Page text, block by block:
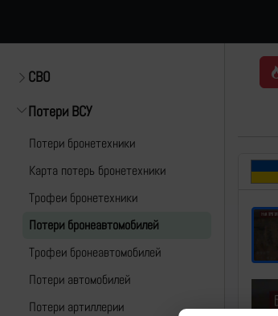
СВО
Потери ВСУ
Потери бронетехники
Карта потерь бронетехники
Трофеи бронетехники
Потери бронеавтомобилей
Трофеи бронеавтомобилей
Потери автомобилей
Потери артиллерии